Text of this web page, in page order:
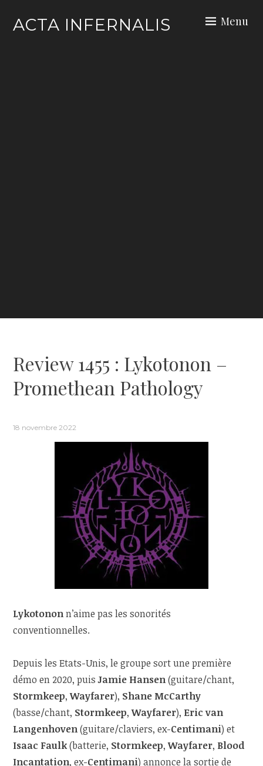
ACTA INFERNALIS Menu
Review 1455 : Lykotonon –
Promethean Pathology
18 novembre 2022
Lykotononn’aime pas les sonorités
conventionnelles.
Depuis les Etats-Unis, le groupe sort une première
démo en 2020, puisJamie Hansen(guitare/chant,
Stormkeep,Wayfarer), Shane McCarthy
(basse/chant, Stormkeep,Wayfarer), Eric van
Langenhoven(guitare/claviers, ex-Centimani) et
Isaac Faulk(batterie, Stormkeep,Wayfarer, Blood
Incantation, ex-Centimani) annonce la sortie de